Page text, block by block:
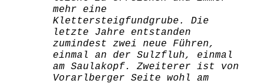
mehr eine
Klettersteigfundgrube. Die
letzte Jahre entstanden
zumindest zwei neue Führen,
einmal an der Sulzfluh, einmal
am Saulakopf. Zweiterer ist von
Vorarlberger Seite wohl am